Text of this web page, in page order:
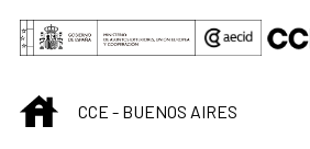
Saltar al contenido principal
INICIOCCE - BUENOS AIRES